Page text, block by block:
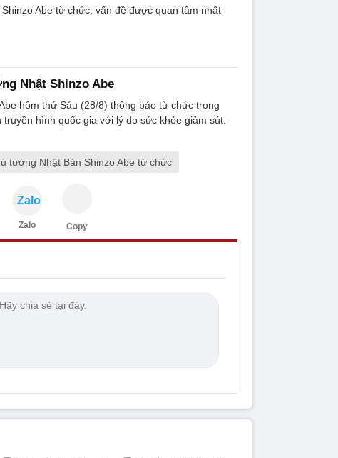
Abe từ chức, vấn đề được quan tâm nhất
Nhật Shinzo Abe
hôm thứ Sáu (28/8) thông báo từ chức trong
hình quốc gia với lý do sức khỏe giảm sút.
tướng Nhật Bản Shinzo Abe từ chức
Zalo
Zalo Copy